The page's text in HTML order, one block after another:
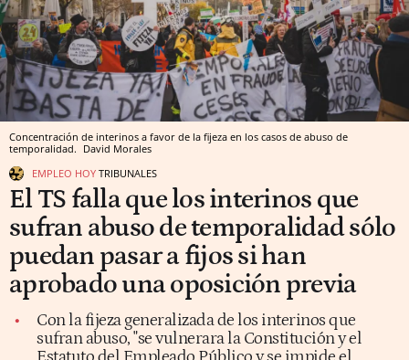
Concentración de interinos a favor de la fijeza en los casos de abuso de
temporalidad. David Morales
EMPLEO HOY TRIBUNALES
El TS falla que los interinos que
sufran abuso de temporalidad sólo
puedan pasar a fijos si han
aprobado una oposición previa
Con la fijeza generalizada de los interinos que
sufran abuso, "se vulnerara la Constitución y el